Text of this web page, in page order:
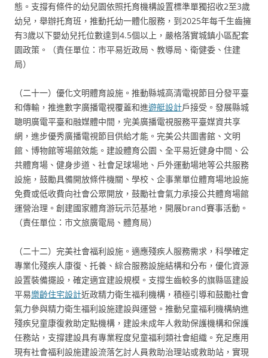
態。支撐有條件的幼兒園依照托育機構設置標準單獨招收2至3歲
幼兒，舉辦托育班，推動托幼一體化服務，到2025年每千生齒擁
有3歲以下嬰幼兒托位數達到4.5個以上，嚴格落實城鎮小區配套
園政策。（責任單位：市平易近政局、教導局、衛健委、住建
局）
（二十一）優化文明體育設施。推動縣城高清電視節目分發平臺
和傳輸，推進數字廣播電視覆蓋和進遊艇設計戶接受。發展縣城
聰明廣電平臺和融媒體中間，完美廣播電視服務平臺媒資共享
網，進步優秀廣播電視節目供給才能。完美公共圖書館、文明
館、博物館等場館效能。建設體育公園、全平易近健身中間、公
共體育場、健身步道、社會足球場地、戶外運動場地等公共服務
設施，鼓勵具備開放條件機關、學校、企事業單位體育場地設施
免費或低收費向社會公眾開放，鼓勵社會氣力承接公共體育場館
運營治理。創建國家體育游玩示范基地，開展brand賽事活動。
（責任單位：市文旅廣電局、體育局）
（二十二）完美社會福利設施。適應殘疾人服務需求，科學確定
專業化殘疾人康復、托養、綜合服務設施結構和分布，優化資源
設置裝備擺設，確定適宜建設規模。支撐生齒較多的旗縣區建設
平易樂齡住宅設計近政精力衛生福利機構，積極引導和鼓勵社會
氣力參與精力衛生福利設施建設與運營。推動兒童福利機構納進
殘疾兒童康復救助定點機構，建設未成年人救助保護機構和保護
任務站，支撐建設具有專業程度兒童福利類社會組織。充足應用
現有社會福利設施建設流落乞討人員救助治理站或救助站，實現